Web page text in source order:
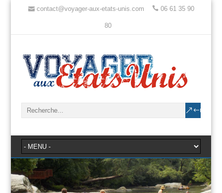
contact@voyager-aux-etats-unis.com 06 61 35 90
80